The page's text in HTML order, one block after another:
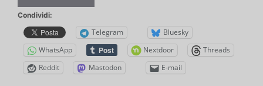
due
per
servizio
fotografico
Condividi:
Telegram
Bluesky
WhatsApp
Nextdoor
Threads
Reddit
Mastodon E-mail